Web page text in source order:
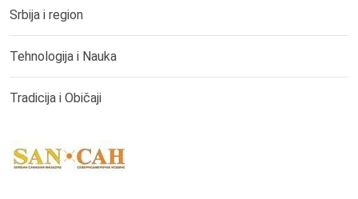
Srbija i region
Tehnologija i Nauka
Tradicija i Običaji